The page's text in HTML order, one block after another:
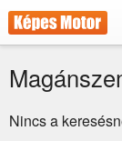
Nincs a